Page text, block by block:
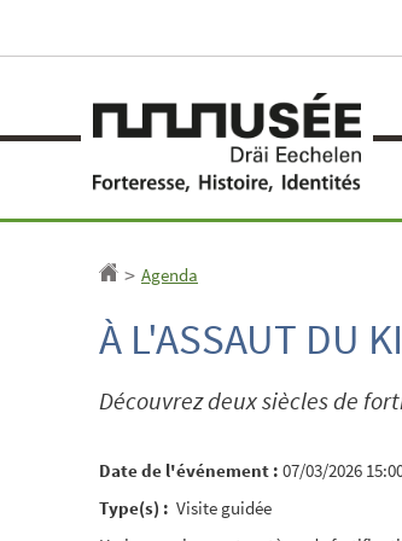
Accueil
> Agenda
À L'ASSAUT DU
Découvrez deux siècles de
Date de l'événement : 07/03/2026
Type(s) : Visite guidée